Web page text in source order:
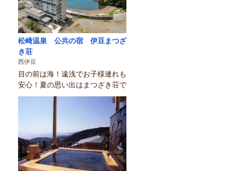
松崎温泉 公共の宿 伊豆まつざ
き荘
西伊豆
目の前は海！遠浅でお子様連れも
安心！夏の思い出はまつざき荘で